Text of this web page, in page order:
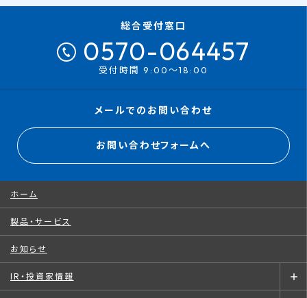
総合受付窓口
0570-064457
受付時間 9:00～18:00
メールでのお問い合わせ
お問い合わせフォームへ
ホーム
製品・サービス
お知らせ
IR・投資家情報